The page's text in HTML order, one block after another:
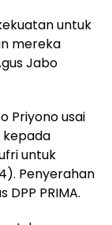
untuk
mereka
Jabo
Priyono usai
kepada
untuk
Penyerahan
PRIMA.